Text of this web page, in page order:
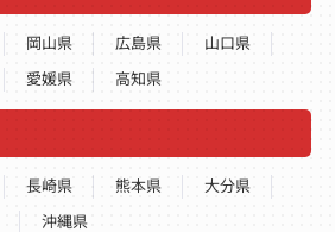
岡山県 広島県
山口県
愛媛県 高知県
長崎県 熊本県
大分県
沖縄県